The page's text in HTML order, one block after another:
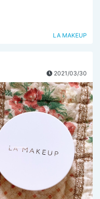
LA MAKEUP
2021/03/30